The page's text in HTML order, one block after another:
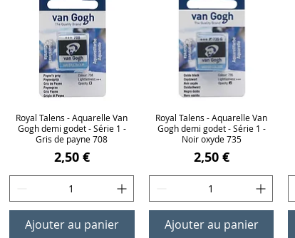
Aperçu rapide
Royal Talens - Aquarelle Van
Gogh demi godet - Série 1 -
Gris de payne 708
Prix
2,50 €
Ajouter au panier
Aperçu rapide
Royal Talens - Aquarelle Van
Gogh demi godet - Série 1 -
Noir oxyde 735
Prix
2,50 €
Ajouter au panier